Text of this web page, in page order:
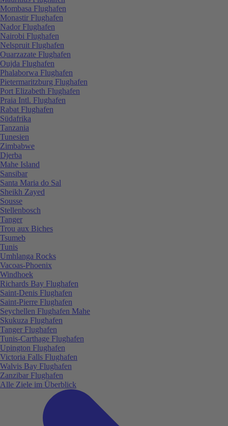
Mombasa Flughafen
Monastir Flughafen
Nador Flughafen
Nairobi Flughafen
Nelspruit Flughafen
Ouarzazate Flughafen
Oujda Flughafen
Phalaborwa Flughafen
Pietermaritzburg Flughafen
Port Elizabeth Flughafen
Praia Intl. Flughafen
Rabat Flughafen
Südafrika
Tanzania
Tunesien
Zimbabwe
Djerba
Mahe Island
Sansibar
Santa Maria do Sal
Sheikh Zayed
Sousse
Stellenbosch
Tanger
Trou aux Biches
Tsumeb
Tunis
Umhlanga Rocks
Vacoas-Phoenix
Windhoek
Richards Bay Flughafen
Saint-Denis Flughafen
Saint-Pierre Flughafen
Seychellen Flughafen Mahe
Skukuza Flughafen
Tanger Flughafen
Tunis-Carthage Flughafen
Upington Flughafen
Victoria Falls Flughafen
Walvis Bay Flughafen
Zanzibar Flughafen
Alle Ziele im Überblick